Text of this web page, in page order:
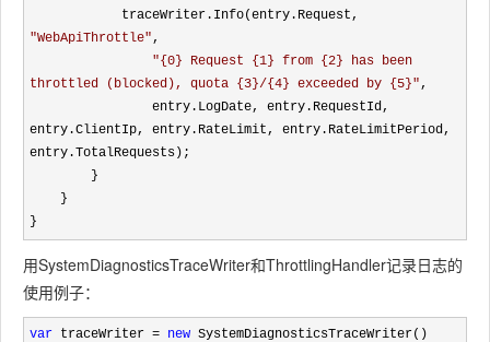
"WebApiThrottle",
"{0} Request {1} from {2} has been
throttled (blocked), quota {3}/{4} exceeded by {5}",
entry.ClientIp, entry.RateLimit, entry.RateLimitPeriod,
entry.TotalRequests);
}
用SystemDiagnosticsTraceWriter和ThrottlingHandler记录日志的
使用例子：
var traceWriter = new SystemDiagnosticsTraceWriter()